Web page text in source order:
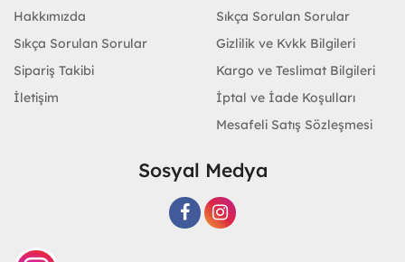
Hakkımızda
Sıkça Sorulan Sorular
Sipariş Takibi
İletişim
Sıkça Sorulan Sorular
Gizlilik ve Kvkk Bilgileri
Kargo ve Teslimat Bilgileri
İptal ve İade Koşulları
Mesafeli Satış Sözleşmesi
Sosyal Medya